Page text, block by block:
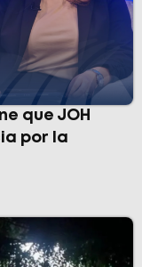
que JOH
por la